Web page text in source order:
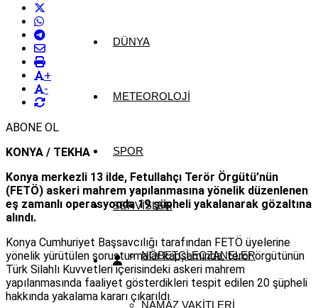
DÜNYA
METEOROLOJI
SPOR
SERVISLER
NÖBETÇI ECZANELER
NAMAZ VAKITLERI
+
-
ABONE OL
KONYA / TEKHA
Konya merkezli 13 ilde, Fetullahçı Terör Örgütü’nün
(FETÖ) askeri mahrem yapılanmasına yönelik düzenlenen
eş zamanlı operasyonda 19 şüpheli yakalanarak gözaltına
alındı.
Konya Cumhuriyet Başsavcılığı tarafından FETÖ üyelerine
yönelik yürütülen soruşturmalar kapsamında, terör örgütünün
Türk Silahlı Kuvvetleri içerisindeki askeri mahrem
yapılanmasında faaliyet gösterdikleri tespit edilen 20 şüpheli
hakkında yakalama kararı çıkarıldı.